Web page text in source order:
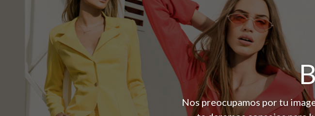
Nos preocupamos por tu